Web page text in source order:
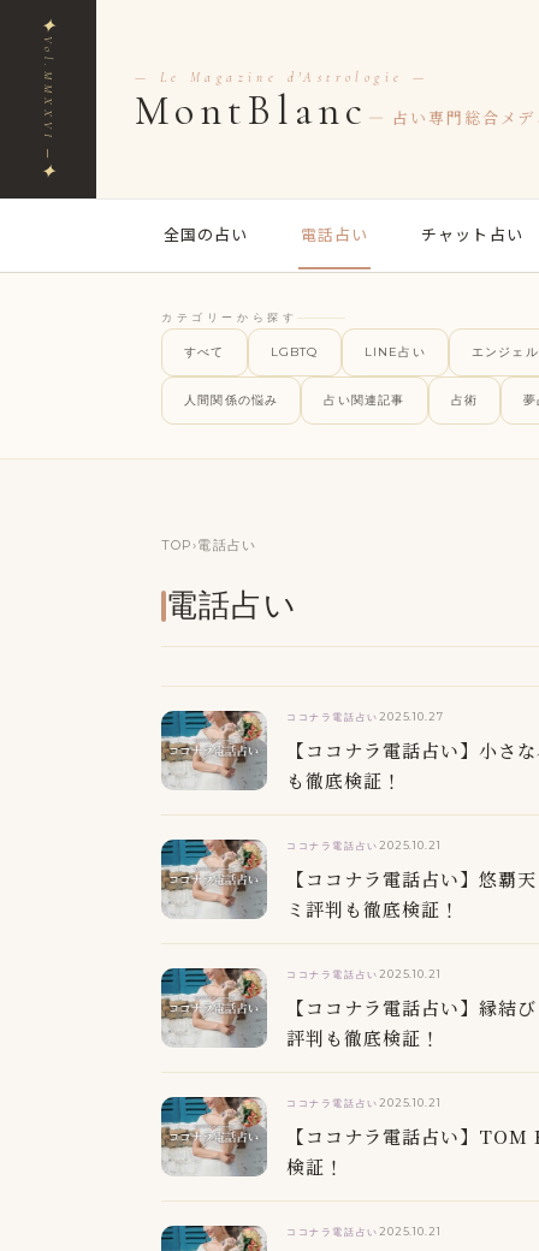
✦
Vol.MMXXVI ─
✦
— Le Magazine d'Astrologie —
MontBlanc — 占い専門総合メデ
全国の占い 電話占い チャット占い
カテゴリーから探す
すべて LGBTQ LINE占い エンジェ
人間関係の悩み 占い関連記事 占術
TOP›電話占い
電話占い
ココナラ電話占い 2025.10.27
【ココナラ電話占い】小さ
も徹底検証！
ココナラ電話占い 2025.10.21
【ココナラ電話占い】悠覇
ミ評判も徹底検証！
ココナラ電話占い 2025.10.21
【ココナラ電話占い】縁結
評判も徹底検証！
ココナラ電話占い 2025.10.21
【ココナラ電話占い】
検証！
ココナラ電話占い 2025.10.21